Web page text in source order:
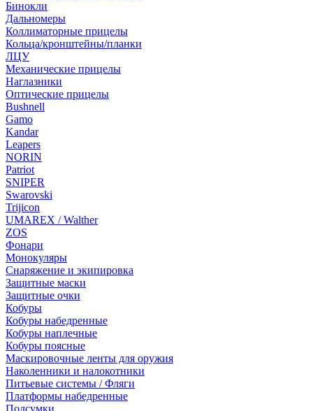
Бинокли
Дальномеры
Коллиматорные прицелы
Кольца/кронштейны/планки
ЛЦУ
Механические прицелы
Наглазники
Оптические прицелы
Bushnell
Gamo
Kandar
Leapers
NORIN
Patriot
SNIPER
Swarovski
Trijicon
UMAREX / Walther
ZOS
Фонари
Монокуляры
Снаряжение и экипировка
Защитные маски
Защитные очки
Кобуры
Кобуры набедренные
Кобуры наплечные
Кобуры поясные
Маскировочные ленты для оружия
Наколенники и налокотники
Питьевые системы / Фляги
Платформы набедренные
Подсумки